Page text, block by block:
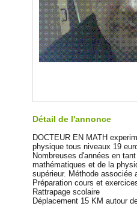
Détail de l'annonce
DOCTEUR EN MATH
physique tous niveaux 19
Nombreuses d'années en
mathématiques et de la
supérieur. Méthode associée
Préparation cours et
Rattrapage scolaire
Déplacement 15 KM autour